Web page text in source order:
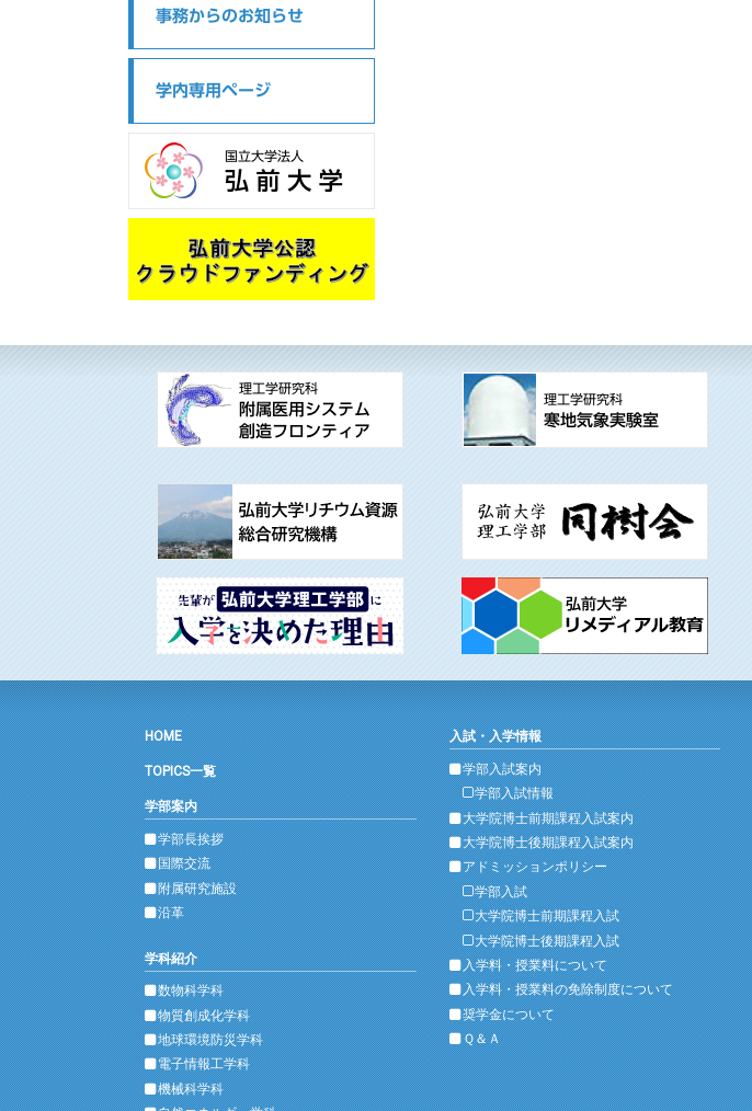
HOME
TOPICS一覧
学部案内
学部長挨拶
国際交流
附属研究施設
沿革
学科紹介
数物科学科
物質創成化学科
地球環境防災学科
電子情報工学科
機械科学科
入試・入学情報
学部入試案内
学部入試情報
大学院博士前期課程入試案内
大学院博士後期課程入試案内
アドミッションポリシー
学部入試
大学院博士前期課程入試
大学院博士後期課程入試
入学料・授業料について
入学料・授業料の免除制度について
奨学金について
Ｑ＆Ａ